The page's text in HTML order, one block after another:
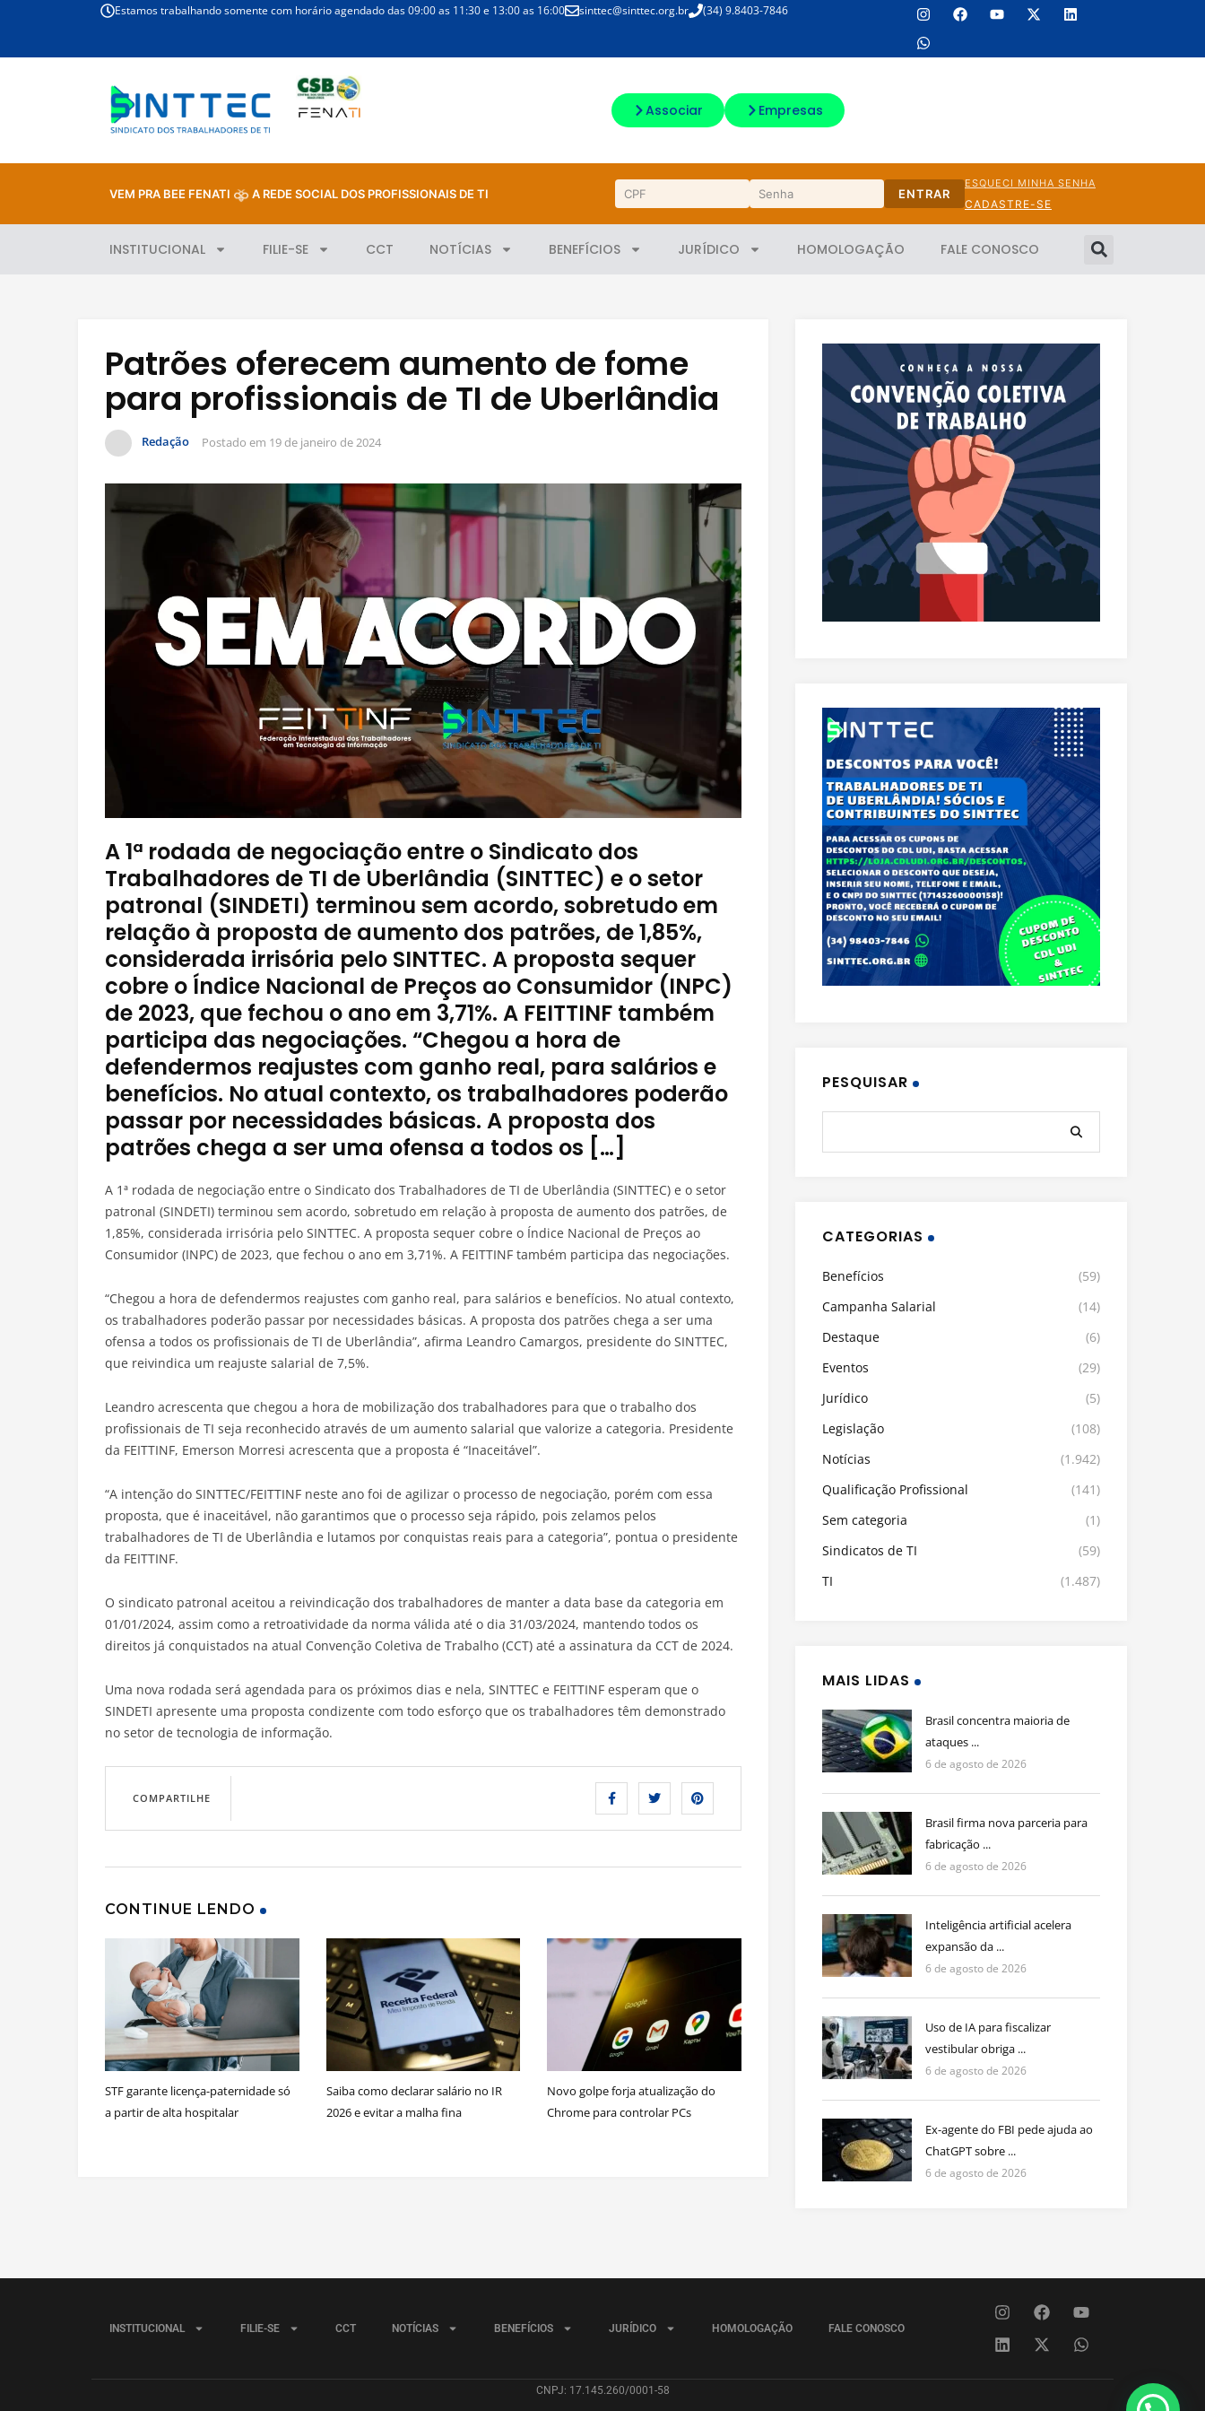
Estamos trabalhando somente com horário agendado das 09:00 as 11:30 e 13:00 as 16:00 sinttec@sinttec.org.br (34) 9.8403-7846
Associar Empresas
VEM PRA BEE FENATI A REDE SOCIAL DOS PROFISSIONAIS DE TI ENTRAR
ESQUECI MINHA SENHA
CADASTRE-SE
INSTITUCIONAL FILIE-SE CCT NOTÍCIAS BENEFÍCIOS JURÍDICO HOMOLOGAÇÃO FALE CONOSCO
Patrões oferecem aumento de fome
para profissionais de TI de Uberlândia
Redação Postado em 19 de janeiro de 2024
A 1ª rodada de negociação entre o Sindicato dos
Trabalhadores de TI de Uberlândia (SINTTEC) e o setor
patronal (SINDETI) terminou sem acordo, sobretudo em
relação à proposta de aumento dos patrões, de 1,85%,
considerada irrisória pelo SINTTEC. A proposta sequer
cobre o Índice Nacional de Preços ao Consumidor (INPC)
de 2023, que fechou o ano em 3,71%. A FEITTINF também
participa das negociações. “Chegou a hora de
defendermos reajustes com ganho real, para salários e
benefícios. No atual contexto, os trabalhadores poderão
passar por necessidades básicas. A proposta dos
patrões chega a ser uma ofensa a todos os […]
A 1ª rodada de negociação entre o Sindicato dos Trabalhadores de TI de Uberlândia (SINTTEC) e o setor
patronal (SINDETI) terminou sem acordo, sobretudo em relação à proposta de aumento dos patrões, de
1,85%, considerada irrisória pelo SINTTEC. A proposta sequer cobre o Índice Nacional de Preços ao
Consumidor (INPC) de 2023, que fechou o ano em 3,71%. A FEITTINF também participa das negociações.
“Chegou a hora de defendermos reajustes com ganho real, para salários e benefícios. No atual contexto,
os trabalhadores poderão passar por necessidades básicas. A proposta dos patrões chega a ser uma
ofensa a todos os profissionais de TI de Uberlândia”, afirma Leandro Camargos, presidente do SINTTEC,
que reivindica um reajuste salarial de 7,5%.
Leandro acrescenta que chegou a hora de mobilização dos trabalhadores para que o trabalho dos
profissionais de TI seja reconhecido através de um aumento salarial que valorize a categoria. Presidente
da FEITTINF, Emerson Morresi acrescenta que a proposta é “Inaceitável”.
“A intenção do SINTTEC/FEITTINF neste ano foi de agilizar o processo de negociação, porém com essa
proposta, que é inaceitável, não garantimos que o processo seja rápido, pois zelamos pelos
trabalhadores de TI de Uberlândia e lutamos por conquistas reais para a categoria”, pontua o presidente
da FEITTINF.
O sindicato patronal aceitou a reivindicação dos trabalhadores de manter a data base da categoria em
01/01/2024, assim como a retroatividade da norma válida até o dia 31/03/2024, mantendo todos os
direitos já conquistados na atual Convenção Coletiva de Trabalho (CCT) até a assinatura da CCT de 2024.
Uma nova rodada será agendada para os próximos dias e nela, SINTTEC e FEITTINF esperam que o
SINDETI apresente uma proposta condizente com todo esforço que os trabalhadores têm demonstrado
no setor de tecnologia de informação.
COMPARTILHE
CONTINUE LENDO
STF garante licença-paternidade só
a partir de alta hospitalar
Saiba como declarar salário no IR
2026 e evitar a malha fina
Novo golpe forja atualização do
Chrome para controlar PCs
PESQUISAR
CATEGORIAS
Benefícios
(59)
Campanha Salarial
(14)
Destaque
(6)
Eventos
(29)
Jurídico
(5)
Legislação
(108)
Notícias
(1.942)
Qualificação Profissional
(141)
Sem categoria
(1)
Sindicatos de TI
(59)
TI
(1.487)
MAIS LIDAS
Brasil concentra maioria de
ataques ...
6 de agosto de 2026
Brasil firma nova parceria para
fabricação ...
6 de agosto de 2026
Inteligência artificial acelera
expansão da ...
6 de agosto de 2026
Uso de IA para fiscalizar
vestibular obriga ...
6 de agosto de 2026
Ex-agente do FBI pede ajuda ao
ChatGPT sobre ...
6 de agosto de 2026
INSTITUCIONAL FILIE-SE CCT NOTÍCIAS BENEFÍCIOS JURÍDICO HOMOLOGAÇÃO FALE CONOSCO
CNPJ: 17.145.260/0001-58